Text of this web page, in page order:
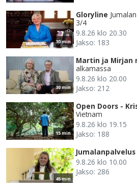
30 min
Gloryline
3/4
9.8.26 klo 20.30
Jakso: 183
30 min
Martin ja Mirjan
alkamassa
9.8.26 klo 20.00
Jakso: 212
15 min
Open Doors -
Vietnam
9.8.26 klo 19.15
Jakso: 188
45 min
Jumalanpalvelus
9.8.26 klo 10.00
Jakso: 286